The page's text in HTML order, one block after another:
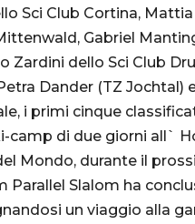
Sci Club Cortina,
Gabriel
Zardini dello Sci Club
Dander (TZ Jochtal)
i primi cinque
camp di due giorni all`
Mondo, durante il
Parallel Slalom ha
un viaggio alla